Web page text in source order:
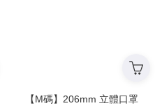
【M碼】206mm 立體口罩